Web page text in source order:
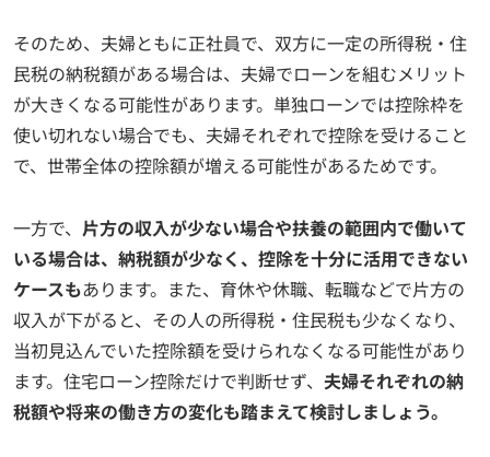
そのため、夫婦ともに正社員で、双方に一定の所得税・住
民税の納税額がある場合は、夫婦でローンを組むメリット
が大きくなる可能性があります。単独ローンでは控除枠を
使い切れない場合でも、夫婦それぞれで控除を受けること
で、世帯全体の控除額が増える可能性があるためです。
一方で、 片方の収入が少ない場合や扶養の範囲内で働いて
いる場合は、納税額が少なく、控除を十分に活用できない
ケースもあります。また、育休や休職、転職などで片方の
収入が下がると、その人の所得税・住民税も少なくなり、
当初見込んでいた控除額を受けられなくなる可能性があり
ます。住宅ローン控除だけで判断せず、 夫婦それぞれの納
税額や将来の働き方の変化も踏まえて検討しましょう。